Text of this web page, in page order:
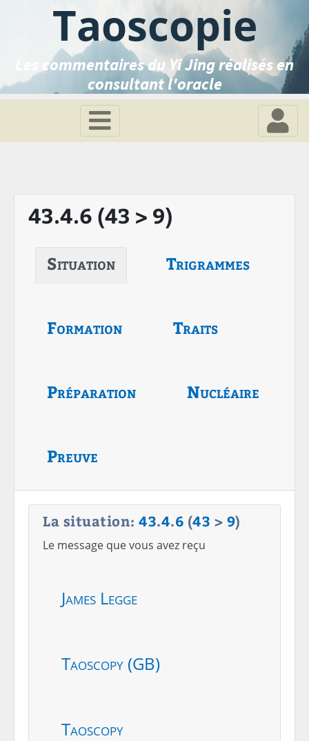
Taoscopie
Les commentaires du Yi Jing réalisés en
consultant l'oracle
43.4.6 (43 > 9)
Situation Trigrammes
Formation Traits
Préparation Nucléaire
Preuve
La situation: 43.4.6 (43 > 9)
Le message que vous avez reçu
James Legge
Taoscopy (GB)
Taoscopy